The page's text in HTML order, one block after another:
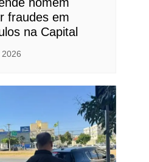
fraudes em
na Capital